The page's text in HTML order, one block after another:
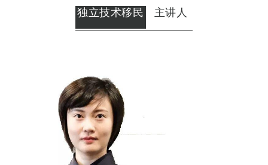
讲座时间：12：45 – 13：00